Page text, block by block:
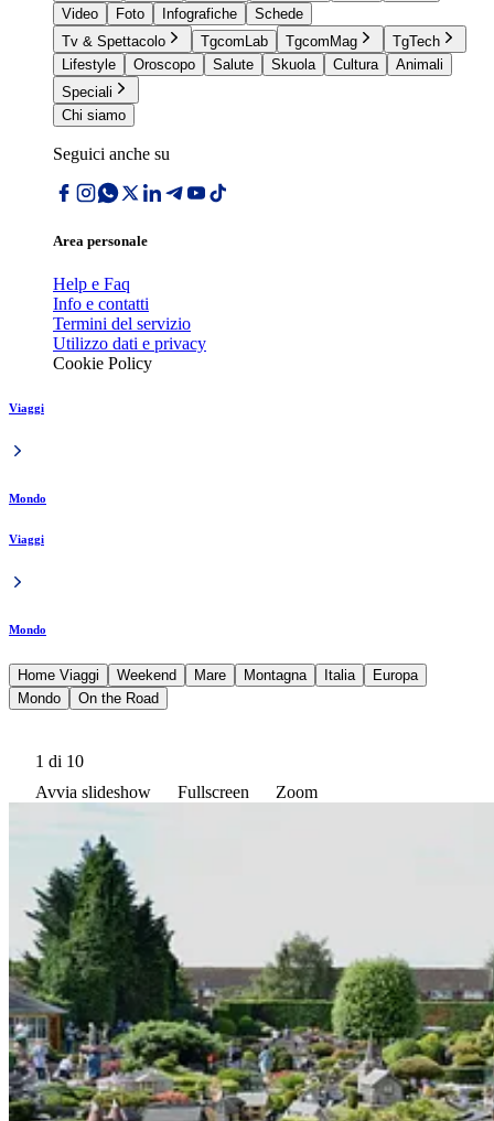
Video
Foto Infografiche
Schede
Tv & Spettacolo
TgcomLab TgcomMag
TgTech
Lifestyle
Oroscopo Salute Skuola Cultura
Animali
Speciali
Chi siamo
Seguici anche su
Area personale
Help e Faq
Info e contatti
Termini del servizio
Utilizzo dati e privacy
Cookie Policy
Viaggi
Mondo
Viaggi
Mondo
Home Viaggi Weekend Mare Montagna Italia
Europa
Mondo
On the Road
1 di 10
Avvia slideshow
Fullscreen Zoom